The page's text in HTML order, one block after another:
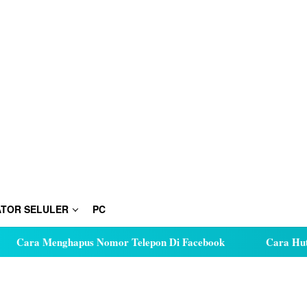
SELULER PC
Nomor Telepon Di Facebook Cara Hutang Kuota